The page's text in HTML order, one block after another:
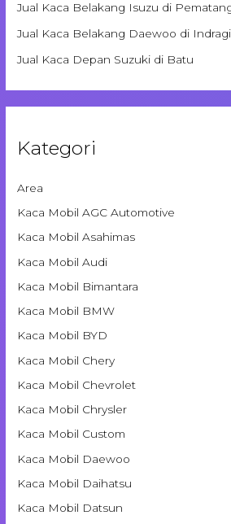
Jual Kaca Belakang Isuzu di
Jual Kaca Belakang Daewoo di
Jual Kaca Depan Suzuki di Batu
Kategori
Area
Kaca Mobil AGC Automotive
Kaca Mobil Asahimas
Kaca Mobil Audi
Kaca Mobil Bimantara
Kaca Mobil BMW
Kaca Mobil BYD
Kaca Mobil Chery
Kaca Mobil Chevrolet
Kaca Mobil Chrysler
Kaca Mobil Custom
Kaca Mobil Daewoo
Kaca Mobil Daihatsu
Kaca Mobil Datsun